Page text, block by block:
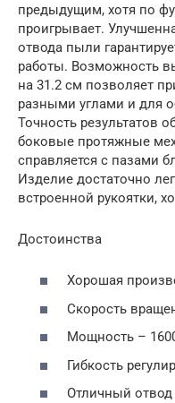
предыдущим, хотя по
проигрывает.
отвода пыли
работы. Возможность
на 31.2 см позволяет
разными углами и для
Точность результатов
боковые протяжные
справляется с пазами
Изделие достаточно
встроенной рукоятки,
Достоинства
Хорошая
Скорость
Мощность –
Гибкость
Отличный